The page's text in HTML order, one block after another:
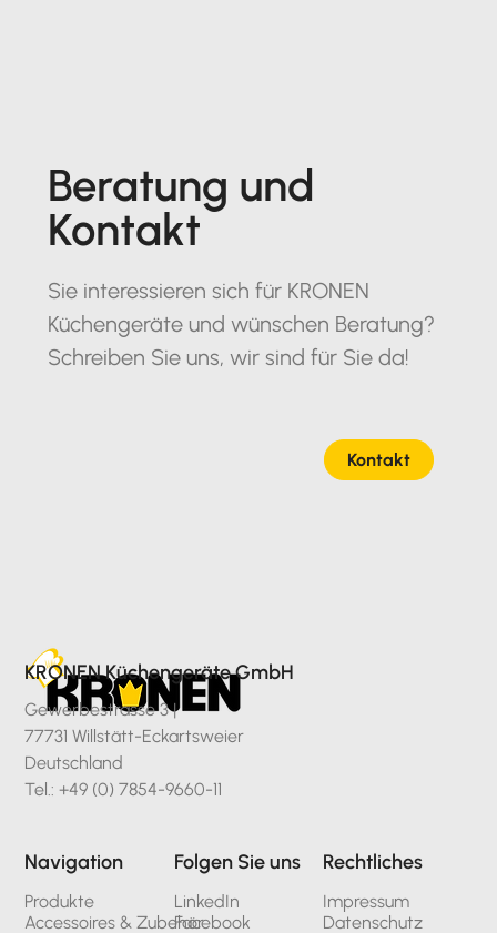
Beratung und
Kontakt
Sie interessieren sich für KRONEN
Küchengeräte und wünschen Beratung?
Schreiben Sie uns, wir sind für Sie da!
Kontakt
KRONEN Küchengeräte GmbH
Gewerbestrasse 3 |
77731 Willstätt-Eckartsweier
Deutschland
Tel.: +49 (0) 7854-9660-11
Navigation
Produkte
Accessoires & Zubehör
Folgen Sie uns
LinkedIn
Facebook
Rechtliches
Impressum
Datenschutz